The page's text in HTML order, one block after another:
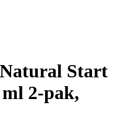
Start
2-pak,